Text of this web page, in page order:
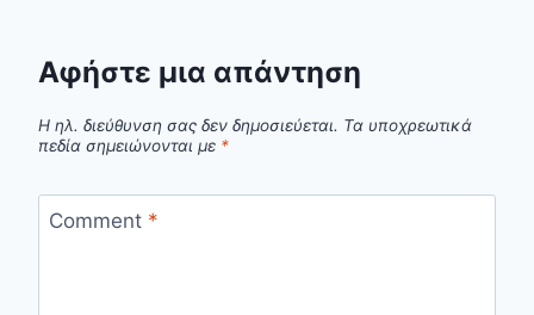
Αφήστε μια απάντηση
Η ηλ. διεύθυνση σας δεν δημοσιεύεται. Τα υποχρεωτικά
πεδία σημειώνονται με *
Comment *